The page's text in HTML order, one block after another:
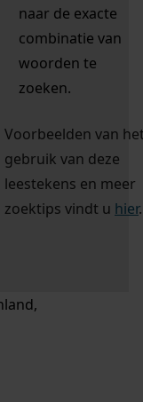
naar de exacte
combinatie van
woorden te
zoeken.
Voorbeelden van
gebruik van deze
leestekens en meer
zoektips vindt u hier.